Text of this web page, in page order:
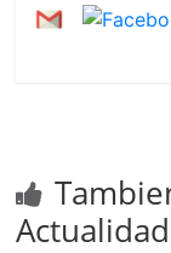
Actualidad